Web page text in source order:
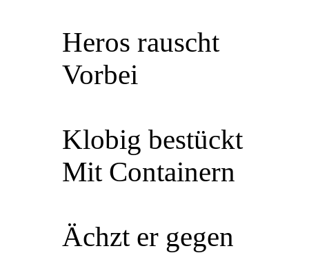
Heros rauscht
Vorbei
Klobig bestückt
Mit Containern
Ächzt er gegen